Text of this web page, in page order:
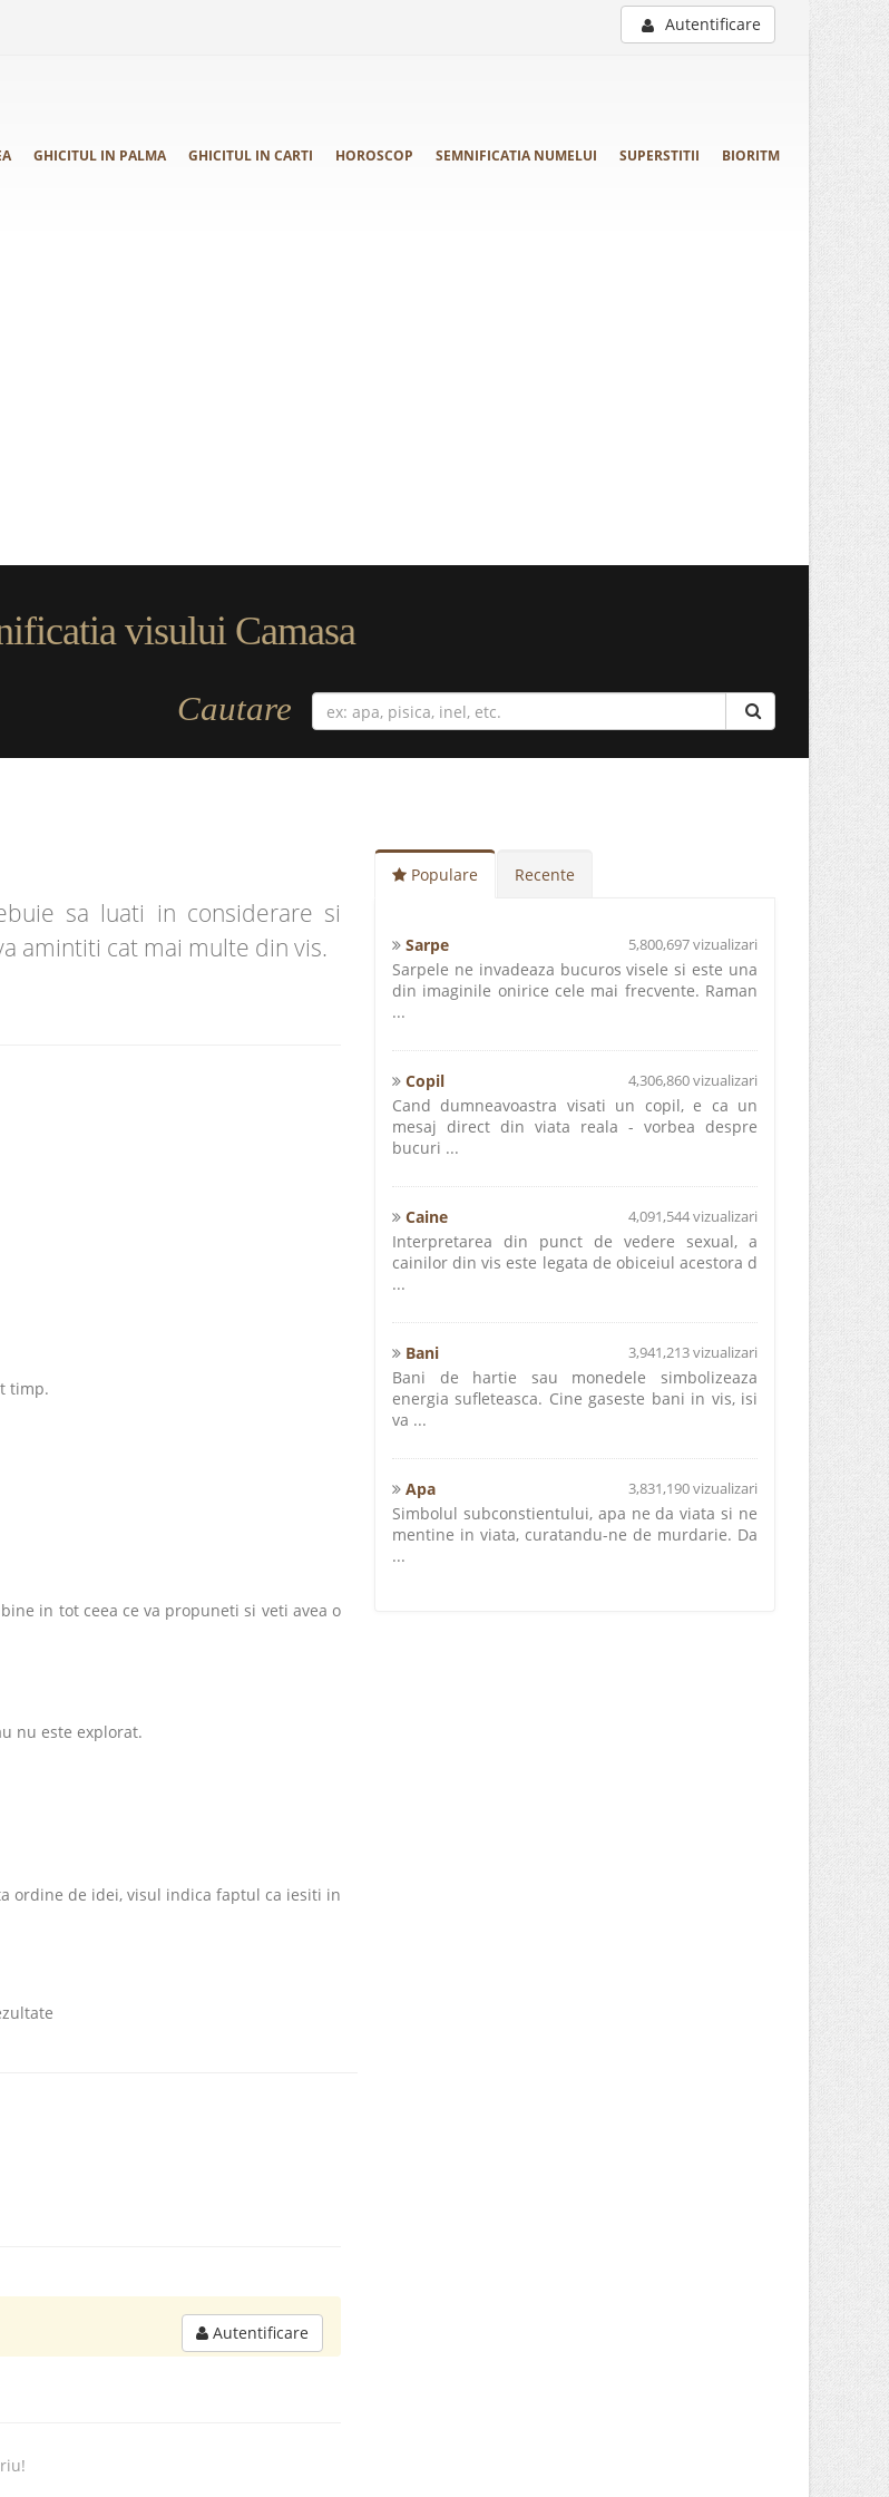
Autentificare
GHICITUL IN PALMA GHICITUL IN CARTI HOROSCOP SEMNIFICATIA NUMELUI SUPERSTITII BIORITM
visului Camasa
Cautare
sa luati in considerare si
amintiti cat mai multe din vis.
timp.
in tot ceea ce va propuneti si veti avea o
nu este explorat.
ordine de idei, visul indica faptul ca iesiti in
Autentificare
Populare Recente
Sarpe 5,800,697 vizualizari
Sarpele ne invadeaza bucuros visele si este una
din imaginile onirice cele mai frecvente. Raman
...
Copil 4,306,860 vizualizari
Cand dumneavoastra visati un copil, e ca un
mesaj direct din viata reala - vorbea despre
bucuri ...
Caine 4,091,544 vizualizari
Interpretarea din punct de vedere sexual, a
cainilor din vis este legata de obiceiul acestora d
...
Bani 3,941,213 vizualizari
Bani de hartie sau monedele simbolizeaza
energia sufleteasca. Cine gaseste bani in vis, isi
va ...
Apa 3,831,190 vizualizari
Simbolul subconstientului, apa ne da viata si ne
mentine in viata, curatandu-ne de murdarie. Da
...